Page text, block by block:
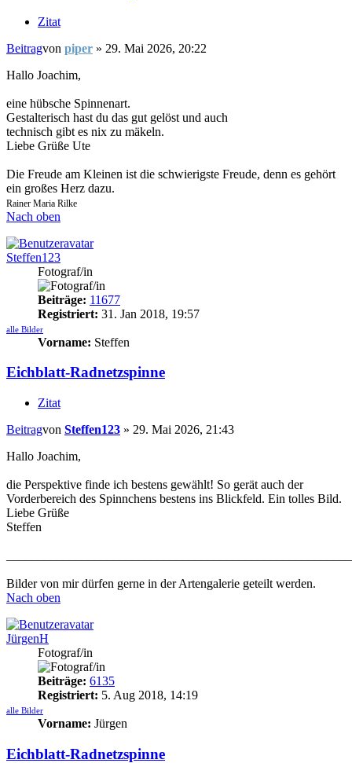
Zitat
Beitragvon piper » 29. Mai 2026, 20:22
Hallo Joachim,
eine hübsche Spinnenart.
Gestalterisch hast du das gut gelöst und auch
technisch gibt es nix zu mäkeln.
Liebe Grüße Ute
Die Freude am Kleinen ist die schwierigste Freude, denn es gehört
ein großes Herz dazu.
Rainer Maria Rilke
Nach oben
Steffen123
Fotograf/in
Beiträge: 11677
Registriert: 31. Jan 2018, 19:57
alle Bilder
Vorname: Steffen
Eichblatt-Radnetzspinne
Zitat
Beitragvon Steffen123 » 29. Mai 2026, 21:43
Hallo Joachim,
die Perspektive finde ich bestens gewählt! So gerät auch der
Vorderbereich des Spinnchens bestens ins Blickfeld. Ein tolles Bild.
Liebe Grüße
Steffen
Bilder von mir dürfen gerne in der Artengalerie geteilt werden.
Nach oben
JürgenH
Fotograf/in
Beiträge: 6135
Registriert: 5. Aug 2018, 14:19
alle Bilder
Vorname: Jürgen
Eichblatt-Radnetzspinne